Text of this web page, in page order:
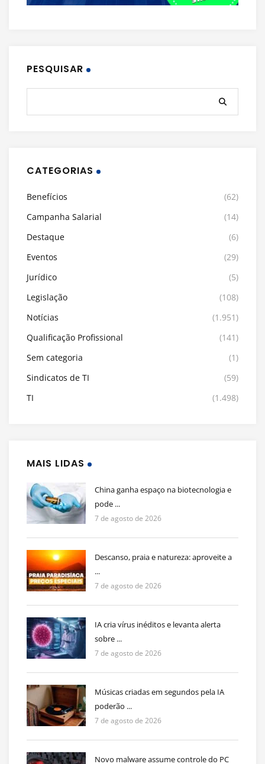
PESQUISAR
CATEGORIAS
Benefícios
(62)
Campanha Salarial
(14)
Destaque
(6)
Eventos
(29)
Jurídico
(5)
Legislação
(108)
Notícias
(1.951)
Qualificação Profissional
(141)
Sem categoria
(1)
Sindicatos de TI
(59)
TI
(1.498)
MAIS LIDAS
China ganha espaço na biotecnologia e
pode ...
7 de agosto de 2026
Descanso, praia e natureza: aproveite a
...
7 de agosto de 2026
IA cria vírus inéditos e levanta alerta
sobre ...
7 de agosto de 2026
Músicas criadas em segundos pela IA
poderão ...
7 de agosto de 2026
Novo malware assume controle do PC